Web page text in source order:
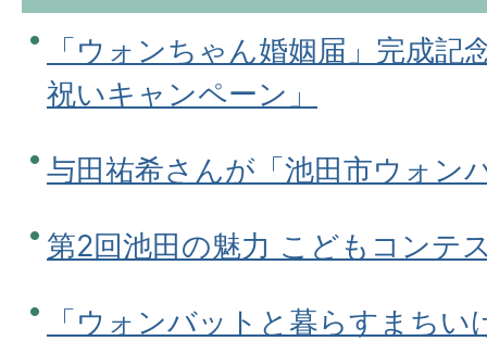
「ウォンちゃん婚姻届」完成記
祝いキャンペーン」
与田祐希さんが「池田市ウォン
第2回池田の魅力 こどもコンテ
「ウォンバットと暮らすまち